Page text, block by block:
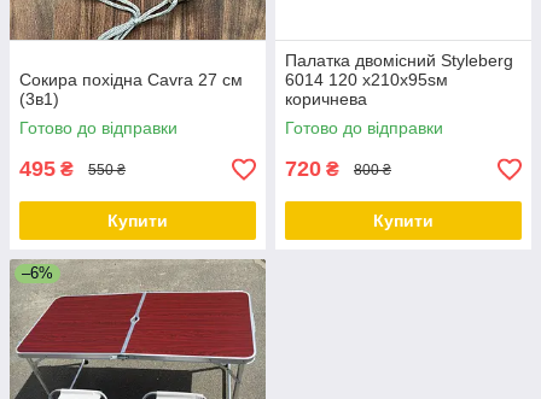
Сокира похідна Cavra 27 см
(3в1)
Готово до відправки
495 ₴ 550 ₴
Купити
Палатка двомісний Styleberg
6014 120 x210х95sм
коричнева
Готово до відправки
720 ₴ 800 ₴
Купити
–6%